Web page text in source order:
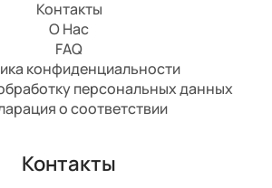
Контакты
О Нас
FAQ
конфиденциальности
персональных данных
о соответствии
Контакты